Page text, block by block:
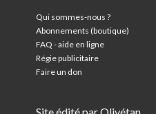
Qui sommes-nous ?
Abonnements (boutique)
FAQ - aide en ligne
Régie publicitaire
Faire un don